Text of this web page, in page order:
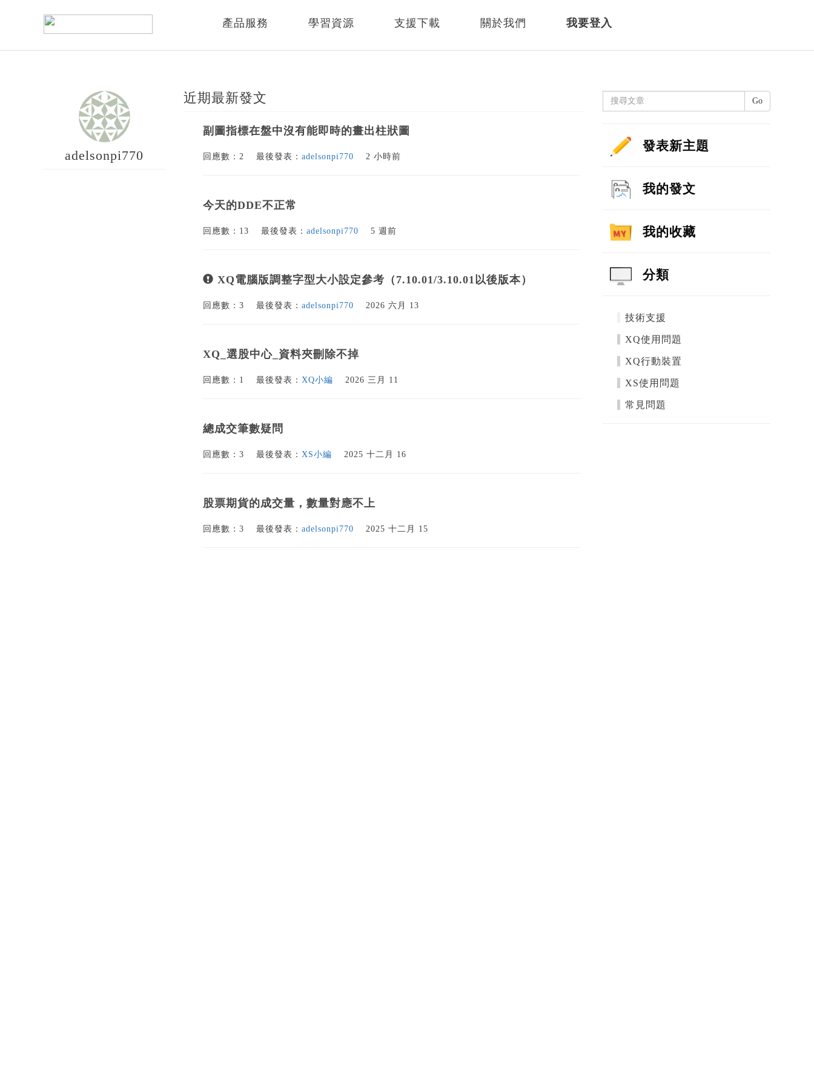
產品服務 學習資源 支援下載 關於我們 我要登入
adelsonpi770
近期最新發文
副圖指標在盤中沒有能即時的畫出柱狀圖
回應數：2 最後發表： adelsonpi770 2 小時前
今天的DDE不正常
回應數：13 最後發表： adelsonpi770 5 週前
XQ電腦版調整字型大小設定參考（7.10.01/3.10.01以後版本）
回應數：3 最後發表： adelsonpi770 2026 六月 13
XQ_選股中心_資料夾刪除不掉
回應數：1 最後發表： XQ小編 2026 三月 11
總成交筆數疑問
回應數：3 最後發表： XS小編 2025 十二月 16
股票期貨的成交量，數量對應不上
回應數：3 最後發表： adelsonpi770 2025 十二月 15
Go
發表新主題
我的發文
我的收藏
分類
技術支援
XQ使用問題
XQ行動裝置
XS使用問題
常見問題